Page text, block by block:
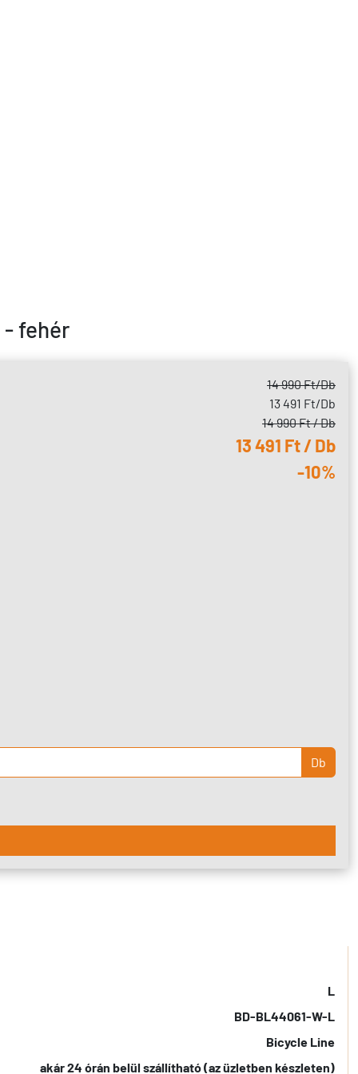
- fehér
14 990 Ft/Db
13 491 Ft/Db
14 990 Ft / Db
13 491 Ft / Db
-10%
Db
L
BD-BL44061-W-L
Bicycle Line
akár 24 órán belül szállítható (az üzletben készleten)